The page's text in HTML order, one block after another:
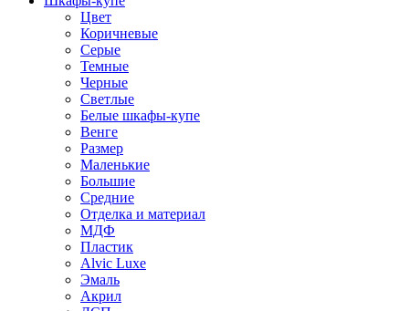
Цвет
Коричневые
Серые
Темные
Черные
Светлые
Белые шкафы-купе
Венге
Размер
Маленькие
Большие
Средние
Отделка и материал
МДФ
Пластик
Alvic Luxe
Эмаль
Акрил